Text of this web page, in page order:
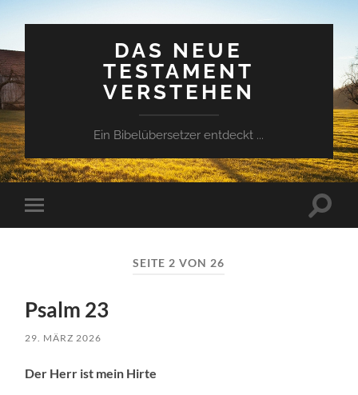
DAS NEUE
TESTAMENT
VERSTEHEN
Ein Bibelübersetzer entdeckt ...
Mobile-
Menü
SEITE 2 VON 26
Psalm 23
29. MÄRZ 2026
Der Herr ist mein Hirte